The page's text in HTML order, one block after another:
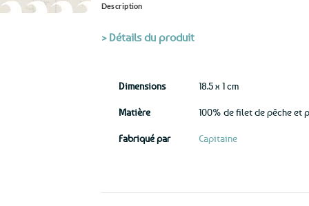
Description
> Détails du produit
Dimensions 18.5 x 1 cm
Matière 100% de filet de pêche et
Fabriqué par Capitaine